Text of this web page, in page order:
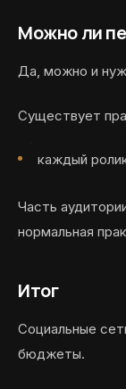
Можно ли
Да, можно и
Существует
каждый
Часть
нормальная
Итог
Социальные
бюджеты.